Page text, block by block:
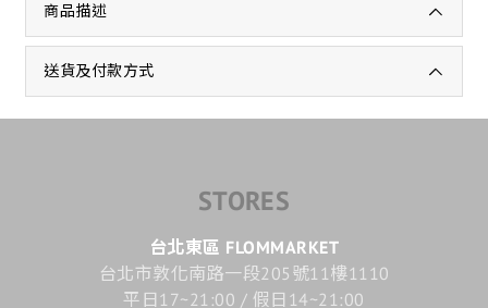
商品描述
送貨及付款方式
STORES
台北東區 FLOMMARKET
台北市敦化南路一段205號11樓1110
平日17~21:00 / 假日14~21:00